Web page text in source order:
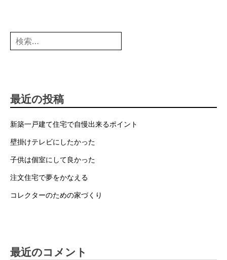
検
索:
最近の投稿
新築一戸建て住宅で自慢出来るポイント
壁掛けテレビにしたかった
子供は個室にして良かった
注文住宅で夢をかなえる
コレクターのための家づくり
最近のコメント